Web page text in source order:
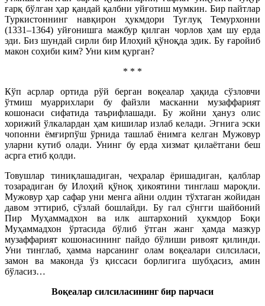
ғарқ бўлган ҳар қандай қалбни уйғотиш мумкин. Бир пайтлар
Туркистоннинг навқирон ҳукмдори Туғлуқ Темурхонни
(1331–1364) уйғонишга мажбур қилган чорлов ҳам шу ерда
эди. Биз шундай сирли бир Илоҳий қўноқда эдик. Бу ғаройиб
макон соҳиби ким? Уни ким қурган?
* * *
Кўп асрлар ортида рўй берган воқеалар ҳақида сўзловчи
ўтмиш муаррихлари бу файзли масканни музаффарият
кошонаси сифатида таърифлашади. Бу жойни ҳануз олис
хорижий ўлкалардан ҳам кишилар излаб келади. Эгнига эски
чопонни ёмғирпўш ўрнида ташлаб ёнимга келган Мужовур
уларни кутиб олади. Унинг бу ерда хизмат қилаётгани беш
асрга етиб қолди.
Товушлар тиниқлашадиган, чеҳралар ёришадиган, қалблар
тозарадиган бу Илоҳий қўноқ ҳикоятини тинглаш мароқли.
Мужовур ҳар сафар уни менга айни олдин тўхтаган жойидан
давом эттириб, сўзлай бошлайди. Бу гал сўнгги шайбоний
Пир Муҳаммадхон ва илк аштархоний ҳукмдор Боқи
Муҳаммадхон ўртасида бўлиб ўтган жанг ҳамда мазкур
музаффарият кошонасининг пайдо бўлиши ривоят қилинди.
Уни тинглаб, ҳамма нарсанинг олам воқеалари силсиласи,
замон ва маконда ўз қиссаси борлигига шубҳасиз, амин
бўласиз…
Воқеалар силсиласининг бир парчаси